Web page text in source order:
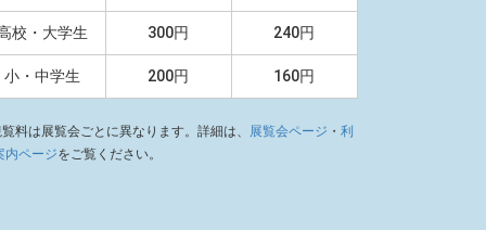
校・大学生 300円 240円
小・中学生 200円 160円
料は展覧会ごとに異なります。詳細は、 展覧会ページ ・ 利
内ページをご覧ください。